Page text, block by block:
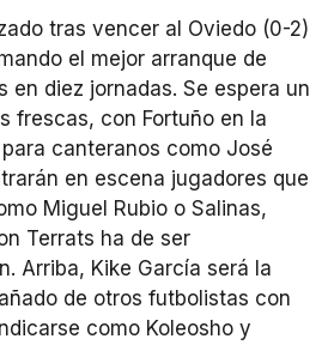
tras vencer al Oviedo (0-2)
el mejor arranque de
en diez jornadas. Se espera un
frescas, con Fortuño en la
canteranos como José
en escena jugadores que
Miguel Rubio o Salinas,
Terrats ha de ser
Arriba, Kike García será la
de otros futbolistas con
como Koleosho y